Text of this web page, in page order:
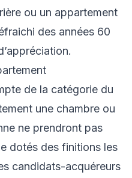
ou un appartement
des années 60
de la catégorie du
une chambre ou
ne prendront pas
dotés des finitions les
candidats-acquéreurs